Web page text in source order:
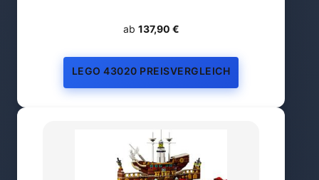
ab 137,90 €
LEGO 43020 PREISVERGLEICH